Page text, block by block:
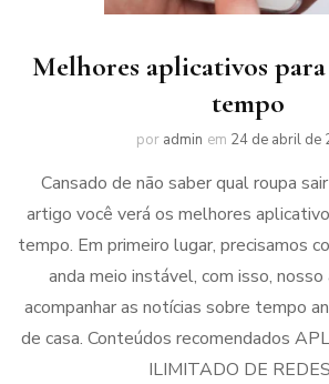
Melhores aplicativos
tempo
por admin em 24 de abril de
Cansado de não saber qual roupa
artigo você verá os melhores
tempo. Em primeiro lugar, precisamos
anda meio instável, com isso,
acompanhar as notícias sobre tempo
de casa. Conteúdos recomendados
ILIMITADO DE